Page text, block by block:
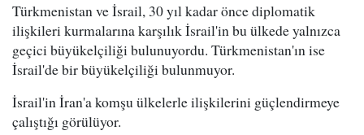
Türkmenistan ve İsrail, 30 yıl kadar önce diplomatik
ilişkileri kurmalarına karşılık İsrail'in bu ülkede yalnızca
geçici büyükelçiliği bulunuyordu. Türkmenistan'ın ise
İsrail'de bir büyükelçiliği bulunmuyor.
İsrail'in İran'a komşu ülkelerle ilişkilerini güçlendirmeye
çalıştığı görülüyor.